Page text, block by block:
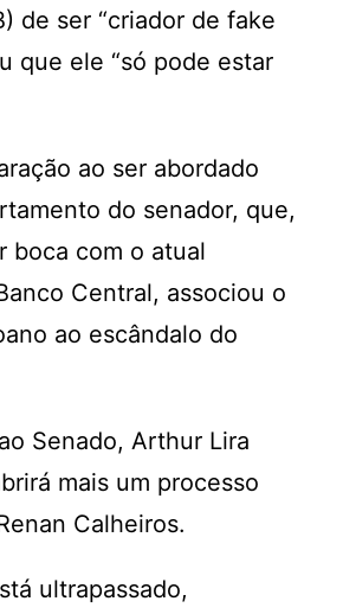
de ser “criador de fake
que ele “só pode estar
ao ser abordado
do senador, que,
boca com o atual
Central, associou o
ao escândalo do
Senado, Arthur Lira
mais um processo
Calheiros.
ultrapassado,